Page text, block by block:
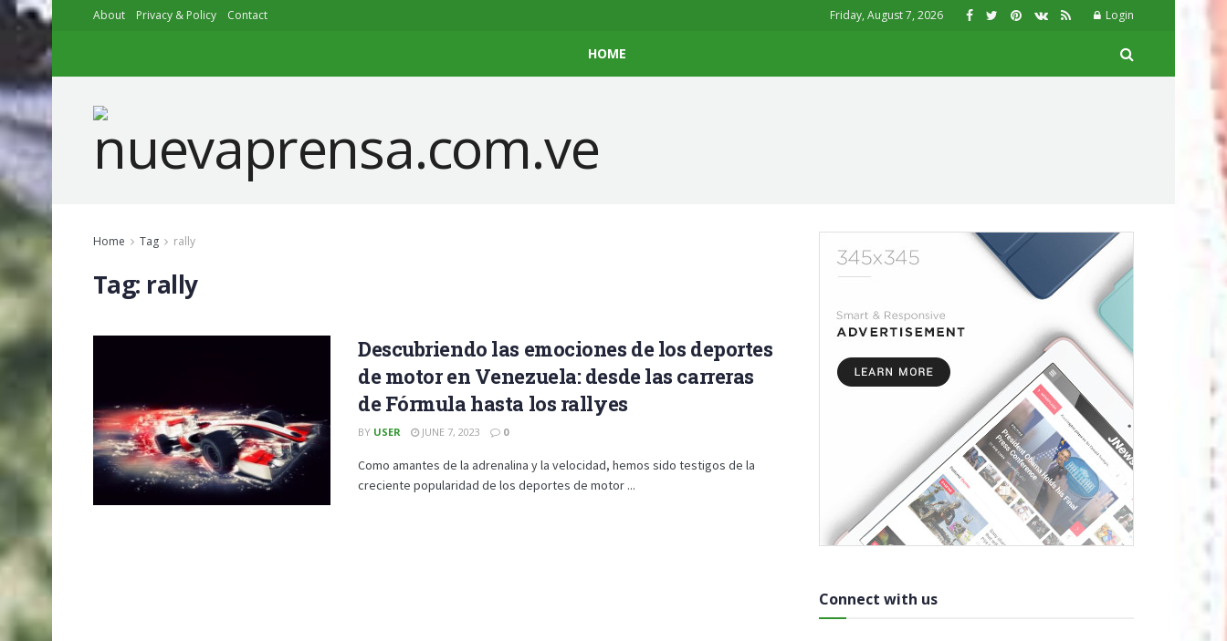
About Privacy & Policy Contact Friday, August 7, 2026 Login
HOME
Home Tag rally
Tag: rally
Descubriendo las emociones de los deportes
de motor en Venezuela: desde las carreras
de Fórmula hasta los rallyes
BY USER JUNE 7, 2023 0
Como amantes de la adrenalina y la velocidad, hemos sido testigos de la
creciente popularidad de los deportes de motor ...
Connect with us